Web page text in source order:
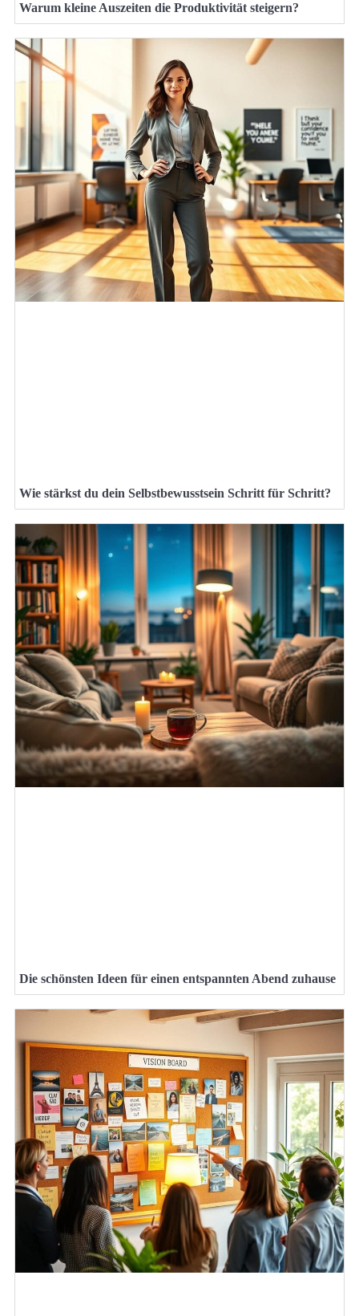
Warum kleine Auszeiten die Produktivität steigern?
Wie stärkst du dein Selbstbewusstsein Schritt für Schritt?
Die schönsten Ideen für einen entspannten Abend zuhause